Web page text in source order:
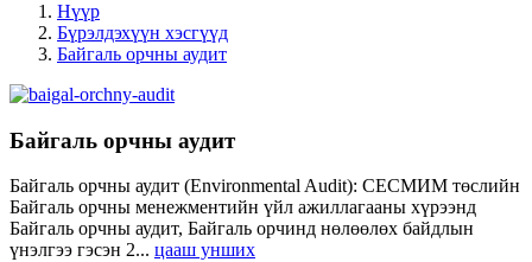
Нүүр
Бүрэлдэхүүн хэсгүүд
Байгаль орчны аудит
Байгаль орчны аудит
Байгаль орчны аудит (Environmental Audit): СЕСМИМ төслийн
Байгаль орчны менежментийн үйл ажиллагааны хүрээнд
Байгаль орчны аудит, Байгаль орчинд нөлөөлөх байдлын
үнэлгээ гэсэн 2... цааш унших